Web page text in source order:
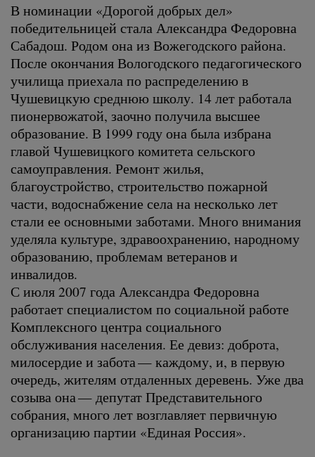
В номинации «Дорогой добрых дел»
победительницей стала Александра Федоровна
Сабадош. Родом она из Вожегодского района.
После окончания Вологодского педагогического
училища приехала по распределению в
Чушевицкую среднюю школу. 14 лет работала
пионервожатой, заочно получила высшее
образование. В 1999 году она была избрана
главой Чушевицкого комитета сельского
самоуправления. Ремонт жилья,
благоустройство, строительство пожарной
части, водоснабжение села на несколько лет
стали ее основными заботами. Много внимания
уделяла культуре, здравоохранению, народному
образованию, проблемам ветеранов и
инвалидов.
С июля 2007 года Александра Федоровна
работает специалистом по социальной работе
Комплексного центра социального
обслуживания населения. Ее девиз: доброта,
милосердие и забота — каждому, и, в первую
очередь, жителям отдаленных деревень. Уже два
созыва она — депутат Представительного
собрания, много лет возглавляет первичную
организацию партии «Единая Россия».